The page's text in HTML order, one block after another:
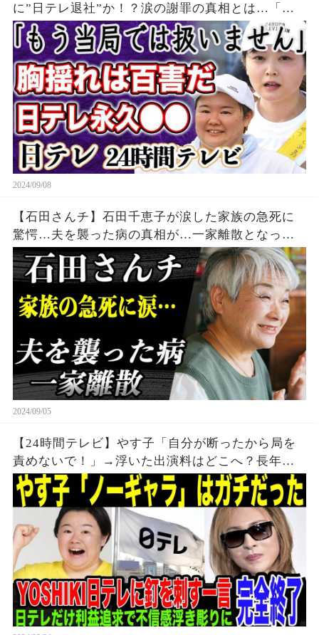
に”日テレ退社”か！？涙の謝罪の真相とは…「も
う使わない」やす子”バスト問題”などで炎上した
日本テレビとの深い溝がヤバすぎる！？
2024/09/08
【石田さんチ】石田千恵子が涙した家族の急死に
驚愕…夫を襲った病の真相が…一家離散となった
石田家の現在と長男の結婚相手とは…？
2024/09/05
【24時間テレビ】やす子「自分が断ったから局を
責めないで！」→浮いた出演料はどこへ？長年の
協力の末の日テレの裏切りにYOSHIKIが生放送中
にまさかの一言。チャリティー番組で利益追求続
けた局の末路とは